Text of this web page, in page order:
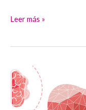
Leer más »
A7_Hepatocarcinoma